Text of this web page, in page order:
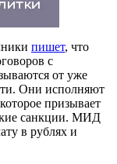
пишет, что
с
от уже
Они исполняют
призывает
санкции. МИД
в рублях и